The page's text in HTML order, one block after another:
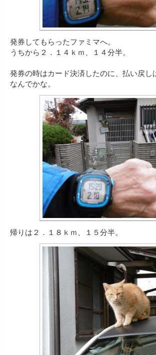
発券してもらったファミマへ。
うちから２．１４ｋｍ、１４分半。
発券の時はカード決済したのに、払い戻し
なんでかな。
帰りは２．１８ｋｍ、１５分半。